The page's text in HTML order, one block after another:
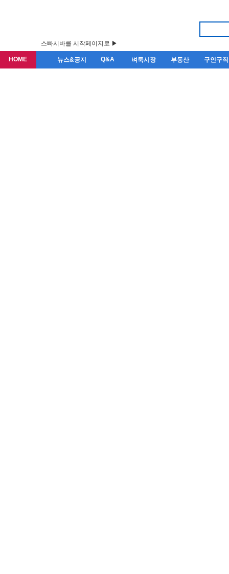
스빠시바를 시작페이지로 ▶
HOME 뉴스&공지 Q&A 벼룩시장 부동산 구인구직